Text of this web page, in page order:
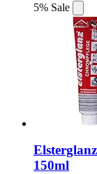
5% Sale
150ml